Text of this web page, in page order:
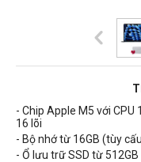
- Chip Apple M5 với CPU
16 lõi
- Bộ nhớ từ 16GB (tùy
- Ổ lưu trữ SSD từ